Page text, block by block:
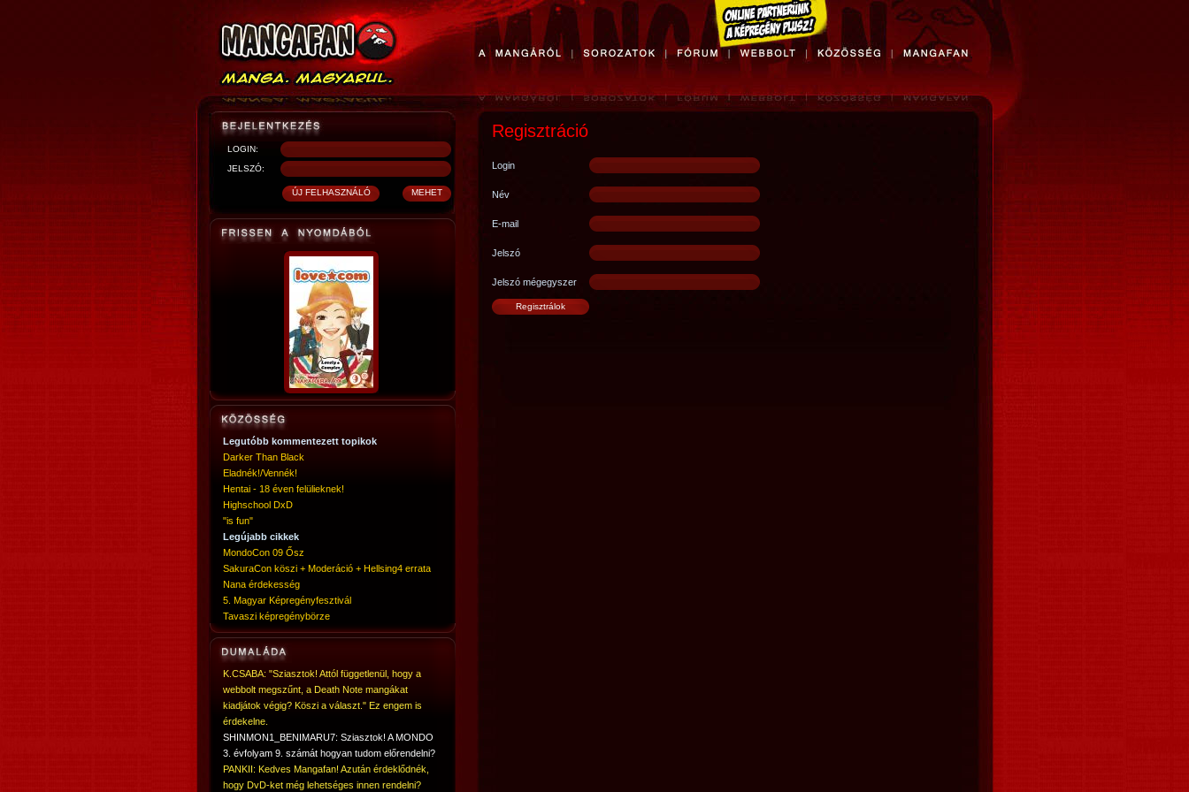
LOGIN:
JELSZÓ:
Legutóbb kommentezett topikok
Darker Than Black
Eladnék!/Vennék!
Hentai - 18 éven felülieknek!
Highschool DxD
"is fun"
Legújabb cikkek
MondoCon 09 Ősz
SakuraCon köszi + Moderáció + Hellsing4 errata
Nana érdekesség
5. Magyar Képregényfesztivál
Tavaszi képregénybörze
K.CSABA: "Sziasztok! Attól függetlenül, hogy a
webbolt megszűnt, a Death Note mangákat
kiadjátok végig? Köszi a választ." Ez engem is
érdekelne.
SHINMON1_BENIMARU7: Sziasztok! A MONDO
3. évfolyam 9. számát hogyan tudom előrendelni?
PANKII: Kedves Mangafan! Azután érdeklődnék,
hogy DvD-ket még lehetséges innen rendelni?
Regisztráció
Login
Név
E-mail
Jelszó
Jelszó mégegyszer